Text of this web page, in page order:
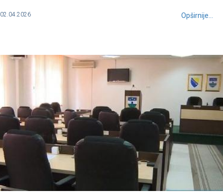
02.04.2026 Opširnije...